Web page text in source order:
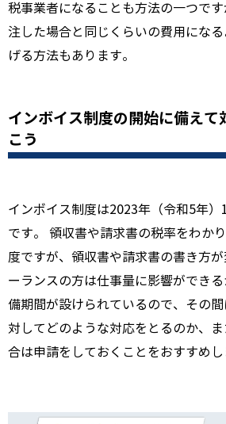
税事業者になることも方法の一つで
注した場合と同じくらいの費用にな
げる方法もあります。
インボイス制度の開始に備えて
こう
インボイス制度は2023年（令和5年
です。 領収書や請求書の税率をわか
度ですが、領収書や請求書の書き方
ーランスの方は仕事量に影響ができ
備期間が設けられているので、その
対してどのような対応をとるのか、
合は申請をしておくことをおすすめし